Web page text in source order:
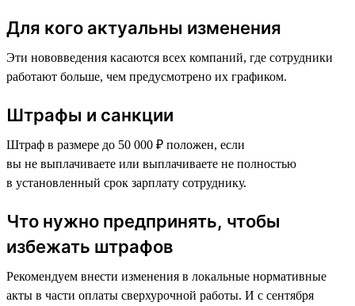
Для кого актуальны изменения
Эти нововведения касаются всех компаний, где сотрудники
работают больше, чем предусмотрено их графиком.
Штрафы и санкции
Штраф в размере до 50 000 ₽ положен, если
вы не выплачиваете или выплачиваете не полностью
в установленный срок зарплату сотруднику.
Что нужно предпринять, чтобы
избежать штрафов
Рекомендуем внести изменения в локальные нормативные
акты в части оплаты сверхурочной работы. И с сентября